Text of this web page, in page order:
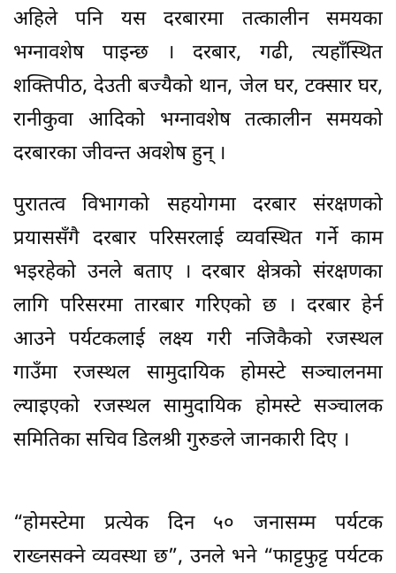
अहिले पनि यस दरबारमा तत्कालीन समयका
भग्नावशेष पाइन्छ । दरबार, गढी, त्यहाँस्थित
शक्तिपीठ, देउती बज्यैको थान, जेल घर, टक्सार घर,
रानीकुवा आदिको भग्नावशेष तत्कालीन समयको
दरबारका जीवन्त अवशेष हुन् ।
पुरातत्व विभागको सहयोगमा दरबार संरक्षणको
प्रयाससँगै दरबार परिसरलाई व्यवस्थित गर्ने काम
भइरहेको उनले बताए । दरबार क्षेत्रको संरक्षणका
लागि परिसरमा तारबार गरिएको छ । दरबार हेर्न
आउने पर्यटकलाई लक्ष्य गरी नजिकैको रजस्थल
गाउँमा रजस्थल सामुदायिक होमस्टे सञ्चालनमा
ल्याइएको रजस्थल सामुदायिक होमस्टे सञ्चालक
समितिका सचिव डिलश्री गुरुङले जानकारी दिए ।
“होमस्टेमा प्रत्येक दिन ५० जनासम्म पर्यटक
राख्नसक्ने व्यवस्था छ”, उनले भने “फाट्टफुट्ट पर्यटक